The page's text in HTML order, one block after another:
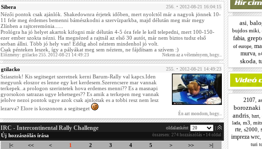
Sibera 256. • 2012-08-21 16:04:15
Nézői pontok csak ajánlók. Shakedownra érjetek időben, mert nyolctól már a nagyok jönnek 10-
11 fele meg érdemes bemenni bámészkodni a szervízparkba, majd délután meg már megy
Zlínben a rajtceremónia......
Prológra ha jó helyet akartok kifogni már délután 4-5 óra fele le kell telepedni, mert 100-150-
ezer ember szokta nézni. Ha megnézed a rajtnál az első 30 autót, már nem biztos tudsz első
sorban állni. Több jó hely van! Eddig ahol néztem mindenhol jó volt.
Csak pénteken leszek, így a pályákat meg sem néztem, ne fájdítsam a szívem :)
Előzmény: gtilacko 255. 2012-08-21 14:49:23 Nekem az a véleményem, hogy...
gtilacko 255. • 2012-08-21 14:49:23
Sziasztok! Kis segitseget szeretnek kerni Barum-Rally val kapcs.Iden
megyunk eloszor es lenne egy ket kerdesem.Szerencsere mar vannak
terkepek..a prologon szerintetek hova erdemes menni?? Es a masnapi
gyorsokon satrazas ugye lehetseges?? Es amik a terkepen meg vannak
jelolve nezoi pontok ugye azok csak ajnlottak es a tobbi resz nem lesz
lezarva? Elore is koszonom a segitseget
Én azt mondom, hogy...
IRC - Intercontinental Rally Challenge oldalanként |
Új hozzászólás írása összesen: 274 hozzászólás • 14 oldal
|< << < 1 2 3 4 5 > >> >|
asi
bujdos miki
fabia
of europe,
murva,
skoda
2107
andris, bzrt,
lada, m3
rte s2000
impreza wrc
turi